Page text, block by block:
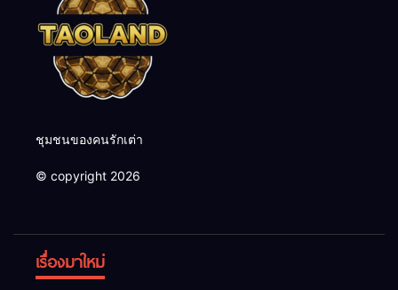
ชุมชนของคนรักเต่า
© copyright 2026
เรื่องมาใหม่